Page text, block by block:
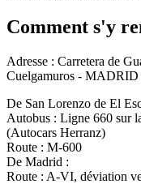
Comment s'y
Adresse : Carretera de
Cuelgamuros - MADRID
De San Lorenzo de El
Autobus : Ligne 660 sur
(Autocars Herranz)
Route : M-600
De Madrid :
Route : A-VI, déviation